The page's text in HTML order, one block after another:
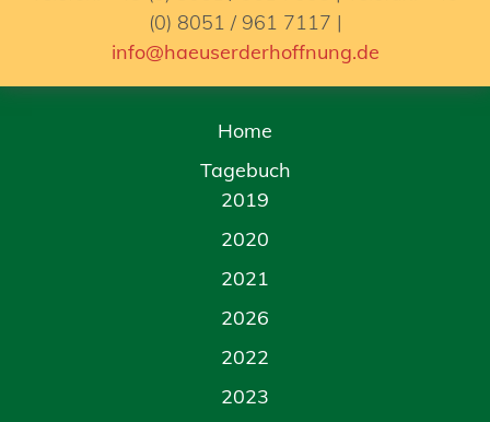
(0) 8051 / 961 7117 |
info@haeuserderhoffnung.de
Home
Tagebuch
2019
2020
2021
2026
2022
2023